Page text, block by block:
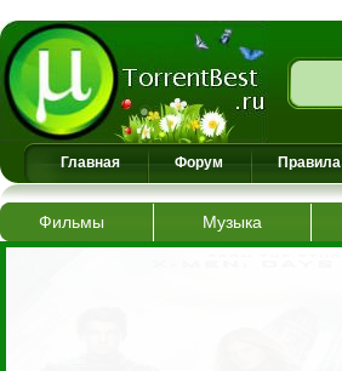
Главная Форум Правила
Фильмы Музыка